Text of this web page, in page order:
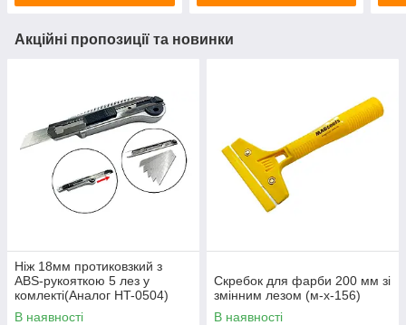
Акційні пропозиції та новинки
Ніж 18мм протиковзкий з
ABS‑рукояткою 5 лез у
комлекті(Аналог HT-0504)
(124173)
В наявності
Скребок для фарби 200 мм зі
змінним лезом (м-х-156)
В наявності